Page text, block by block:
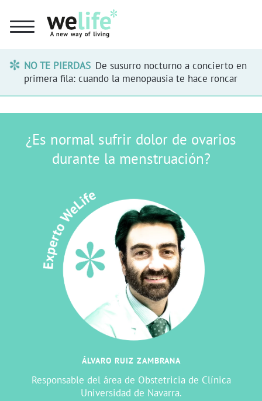
NO TE PIERDAS De susurro nocturno a concierto en
primera fila: cuando la menopausia te hace roncar
¿Es normal sufrir dolor de ovarios
durante la menstruación?
ÁLVARO RUIZ ZAMBRANA
Responsable del área de Obstetricia de Clínica
Universidad de Navarra.